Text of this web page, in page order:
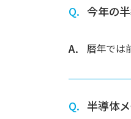
今年の
暦年では
半導体